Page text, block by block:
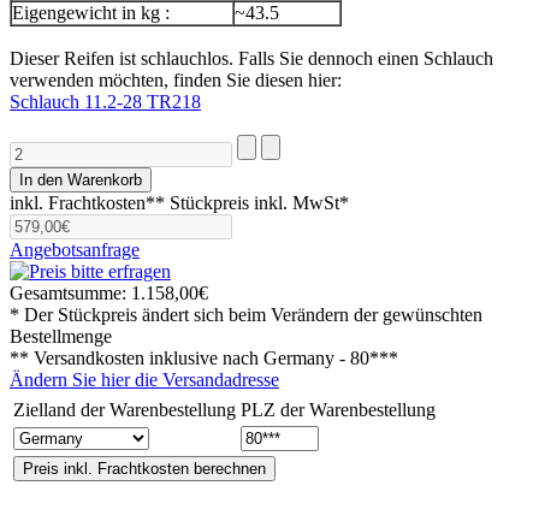
Eigengewicht in kg :
~43.5
Dieser Reifen ist schlauchlos. Falls Sie dennoch einen Schlauch
verwenden möchten, finden Sie diesen hier:
Schlauch 11.2-28 TR218
inkl. Frachtkosten** Stückpreis inkl. MwSt*
Angebotsanfrage
Gesamtsumme: 1.158,00€
* Der Stückpreis ändert sich beim Verändern der gewünschten
Bestellmenge
** Versandkosten inklusive nach Germany - 80***
Ändern Sie hier die Versandadresse
Zielland der Warenbestellung PLZ der Warenbestellung